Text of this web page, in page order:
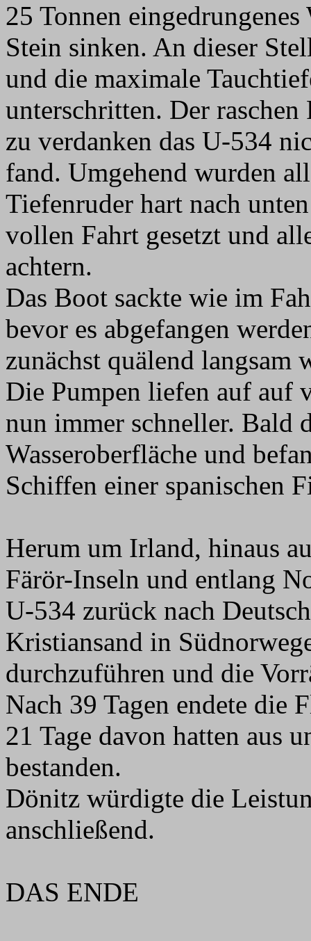
25 Tonnen
Stein sinken. An dieser
und die maximale
unterschritten. Der
zu verdanken das U-534
fand. Umgehend wurden
Tiefenruder hart nach
vollen Fahrt gesetzt und
achtern.
Das Boot sackte wie im
bevor es abgefangen
zunächst quälend langsam
Die Pumpen liefen auf auf
nun immer schneller. Bald
Wasseroberfläche und
Schiffen einer spanischen
Herum um Irland, hinaus
Färör-Inseln und entlang
U-534 zurück nach
Kristiansand in
durchzuführen und die
Nach 39 Tagen endete die
21 Tage davon hatten aus
bestanden.
Dönitz würdigte die
anschließend.
DAS ENDE